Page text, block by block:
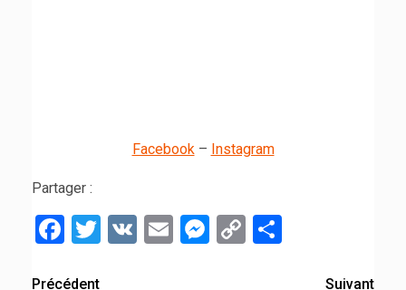
Facebook – Instagram
Partager :
Facebook
Twitter
VK EmailMessenger
Copy
Précédent
Suivant